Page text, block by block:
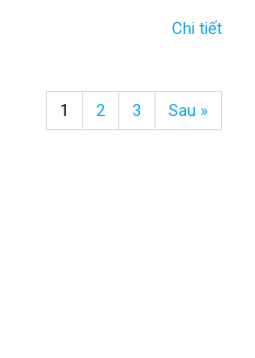
Chi tiết
1 2 3 Sau »